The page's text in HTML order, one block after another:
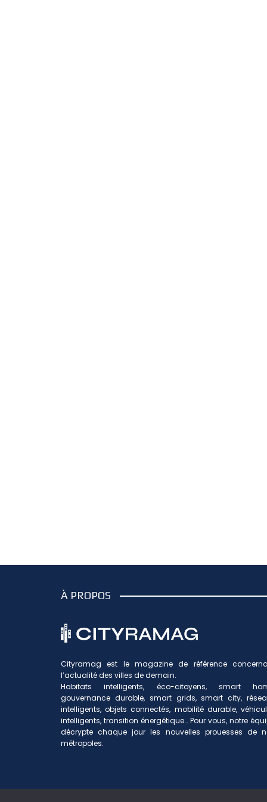
À PROPOS
Cityramag est le magazine de référence
l’actualité des villes de demain.
Habitats intelligents, éco-citoyens, smart
gouvernance durable, smart grids, smart city,
intelligents, objets connectés, mobilité durable,
intelligents, transition énergétique… Pour vous, notre
décrypte chaque jour les nouvelles prouesses de
métropoles.